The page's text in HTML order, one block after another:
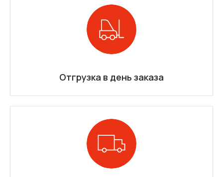
Отгрузка в день заказа